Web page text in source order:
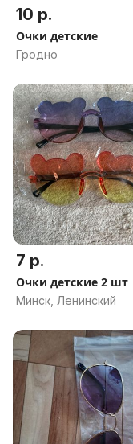
10 р.
Очки детские
Гродно
7 р.
Очки детские 2 шт
Минск, Ленинский